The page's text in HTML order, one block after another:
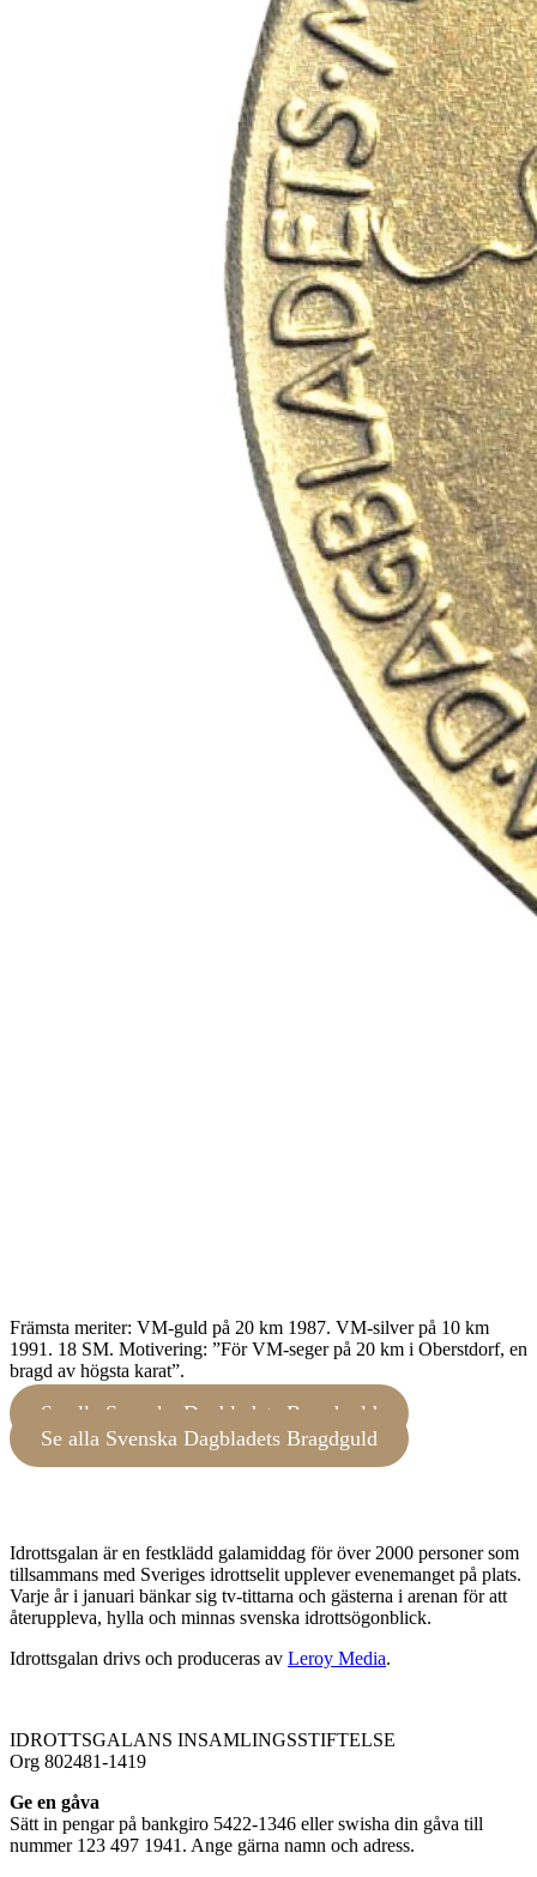
Främsta meriter: VM-guld på 20 km 1987. VM-silver på 10 km
1991. 18 SM. Motivering: ”För VM-seger på 20 km i Oberstdorf, en
bragd av högsta karat”.
Se alla Svenska Dagbladets Bragdguld
Se alla Svenska Dagbladets Bragdguld
Idrottsgalan är en festklädd galamiddag för över 2000 personer som
tillsammans med Sveriges idrottselit upplever evenemanget på plats.
Varje år i januari bänkar sig tv-tittarna och gästerna i arenan för att
återuppleva, hylla och minnas svenska idrottsögonblick.
Idrottsgalan drivs och produceras av Leroy Media.
IDROTTSGALANS INSAMLINGSSTIFTELSE
Org 802481-1419
Ge en gåva
Sätt in pengar på bankgiro 5422-1346 eller swisha din gåva till
nummer 123 497 1941. Ange gärna namn och adress.